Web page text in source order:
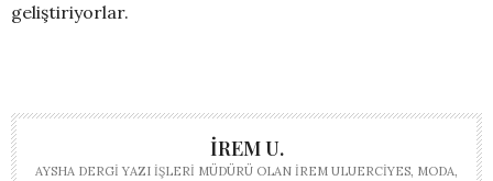
geliştiriyorlar.
İREM U.
AYSHA DERGI YAZI İŞLERI MÜDÜRÜ OLAN İREM ULUERCIYES, MODA,